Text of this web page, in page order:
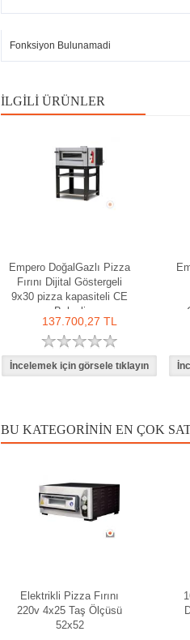
Fonksiyon Bulunamadi
İLGILI ÜRÜNLER
Empero DoğalGazlı Pizza
Fırını Dijital Göstergeli
9x30 pizza kapasiteli CE
Belgeli
137.700,27 TL
BU KATEGORININ EN ÇOK
Elektrikli Pizza Fırını
220v 4x25 Taş Ölçüsü
52x52